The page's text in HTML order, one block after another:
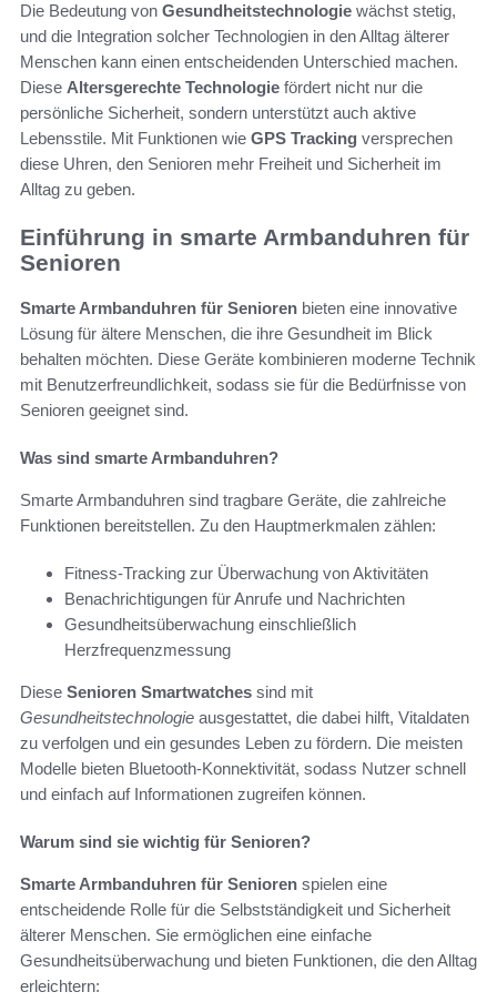
Die Bedeutung von Gesundheitstechnologie wächst stetig,
und die Integration solcher Technologien in den Alltag älterer
Menschen kann einen entscheidenden Unterschied machen.
Diese Altersgerechte Technologie fördert nicht nur die
persönliche Sicherheit, sondern unterstützt auch aktive
Lebensstile. Mit Funktionen wie GPS Tracking versprechen
diese Uhren, den Senioren mehr Freiheit und Sicherheit im
Alltag zu geben.
Einführung in smarte Armbanduhren für
Senioren
Smarte Armbanduhren für Senioren bieten eine innovative
Lösung für ältere Menschen, die ihre Gesundheit im Blick
behalten möchten. Diese Geräte kombinieren moderne Technik
mit Benutzerfreundlichkeit, sodass sie für die Bedürfnisse von
Senioren geeignet sind.
Was sind smarte Armbanduhren?
Smarte Armbanduhren sind tragbare Geräte, die zahlreiche
Funktionen bereitstellen. Zu den Hauptmerkmalen zählen:
Fitness-Tracking zur Überwachung von Aktivitäten
Benachrichtigungen für Anrufe und Nachrichten
Gesundheitsüberwachung einschließlich
Herzfrequenzmessung
Diese Senioren Smartwatches sind mit
Gesundheitstechnologie ausgestattet, die dabei hilft, Vitaldaten
zu verfolgen und ein gesundes Leben zu fördern. Die meisten
Modelle bieten Bluetooth-Konnektivität, sodass Nutzer schnell
und einfach auf Informationen zugreifen können.
Warum sind sie wichtig für Senioren?
Smarte Armbanduhren für Senioren spielen eine
entscheidende Rolle für die Selbstständigkeit und Sicherheit
älterer Menschen. Sie ermöglichen eine einfache
Gesundheitsüberwachung und bieten Funktionen, die den Alltag
erleichtern: